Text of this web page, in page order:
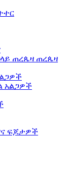
ጠረጴዛ ጠረጴዛ
አልጋዎች
ፍጆታዎች